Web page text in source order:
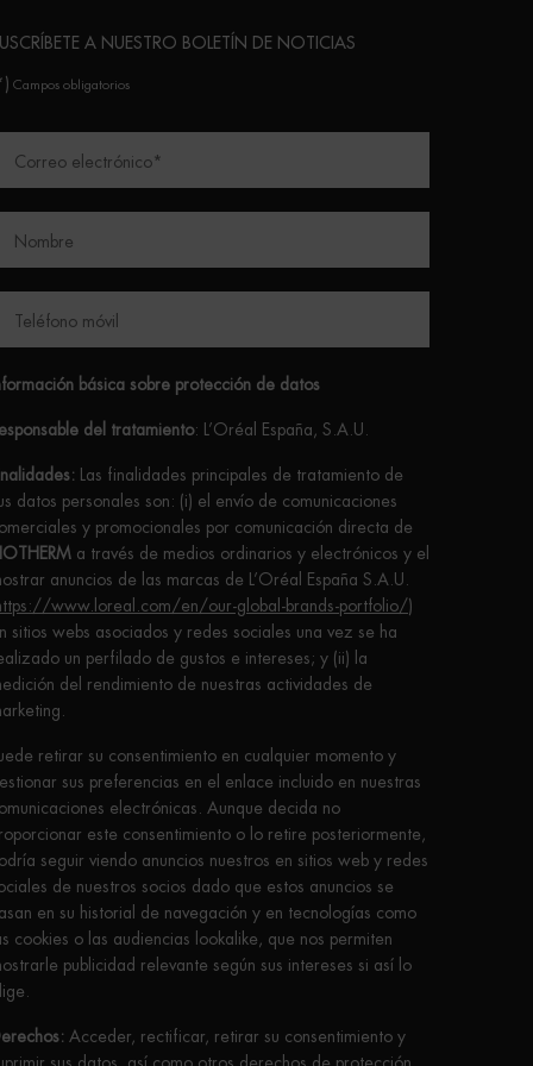
A NUESTRO BOLETÍN DE NOTICIAS
Campos obligatorios
Correo electrónico *
Nombre
Teléfono móvil
básica sobre protección de datos
del tratamiento: L’Oréal España, S.A.U.
Las finalidades principales de tratamiento de
datos personales son: (i) el envío de comunicaciones
y promocionales por comunicación directa de
a través de medios ordinarios y electrónicos y el
anuncios de las marcas de L’Oréal España S.A.U.
www.loreal.com/en/our-global-brands-portfolio/)
sitios webs asociados y redes sociales una vez se ha
un perfilado de gustos e intereses; y (ii) la
del rendimiento de nuestras actividades de
retirar su consentimiento en cualquier momento y
sus preferencias en el enlace incluido en nuestras
electrónicas. Aunque decida no
este consentimiento o lo retire posteriormente,
seguir viendo anuncios nuestros en sitios web y redes
de nuestros socios dado que estos anuncios se
en su historial de navegación y en tecnologías como
cookies o las audiencias lookalike, que nos permiten
publicidad relevante según sus intereses si así lo
Acceder, rectificar, retirar su consentimiento y